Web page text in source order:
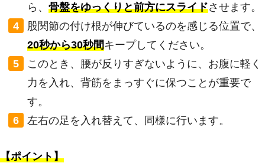
ら、骨盤をゆっくりと前方にスライドさせます。
股関節の付け根が伸びているのを感じる位置で、
20秒から30秒間キープしてください。
このとき、腰が反りすぎないように、お腹に軽く
力を入れ、背筋をまっすぐに保つことが重要で
す。
左右の足を入れ替えて、同様に行います。
【ポイント】